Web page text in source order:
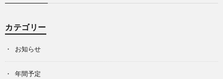
カテゴリー
お知らせ
年間予定